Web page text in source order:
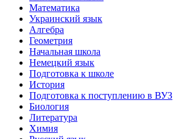
Математика
Украинский язык
Алгебра
Геометрия
Начальная школа
Немецкий язык
Подготовка к школе
История
Подготовка к поступлению в ВУЗ
Биология
Литература
Химия